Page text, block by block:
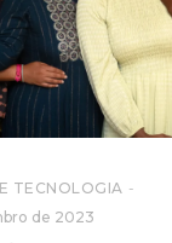
TECNOLOGIA
de 2023